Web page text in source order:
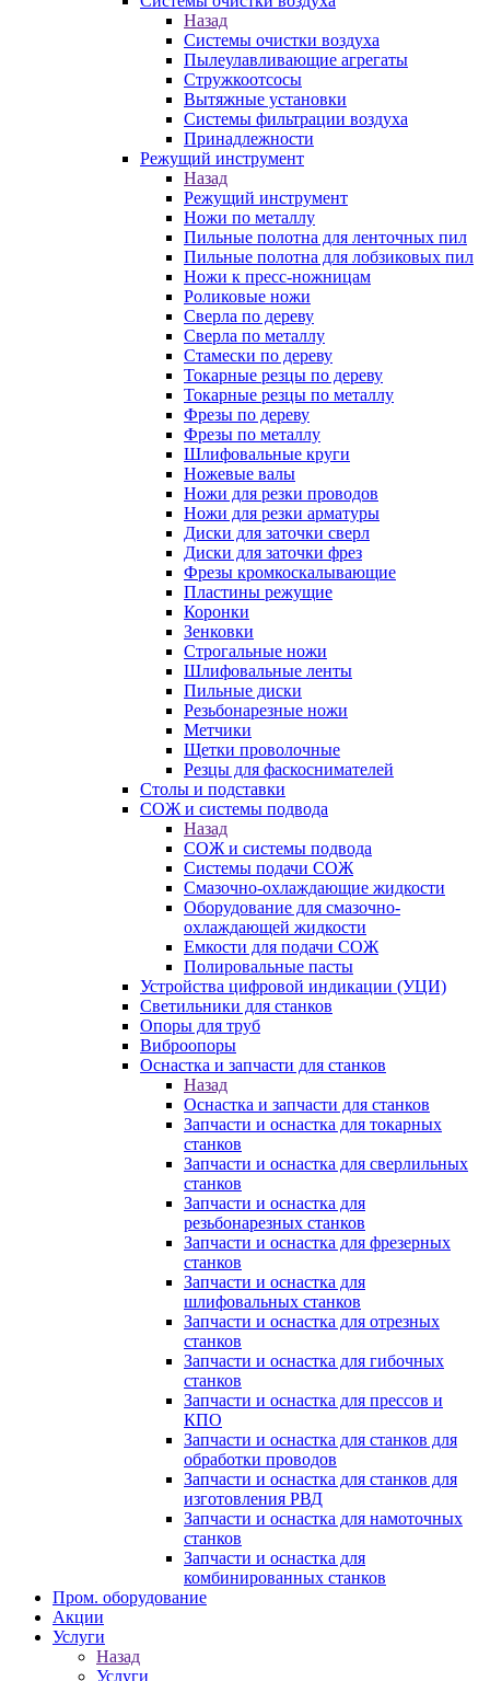
Назад
Системы очистки воздуха
Пылеулавливающие агрегаты
Стружкоотсосы
Вытяжные установки
Системы фильтрации воздуха
Принадлежности
Режущий инструмент
Назад
Режущий инструмент
Ножи по металлу
Пильные полотна для ленточных пил
Пильные полотна для лобзиковых пил
Ножи к пресс-ножницам
Роликовые ножи
Сверла по дереву
Сверла по металлу
Стамески по дереву
Токарные резцы по дереву
Токарные резцы по металлу
Фрезы по дереву
Фрезы по металлу
Шлифовальные круги
Ножевые валы
Ножи для резки проводов
Ножи для резки арматуры
Диски для заточки сверл
Диски для заточки фрез
Фрезы кромкоскалывающие
Пластины режущие
Коронки
Зенковки
Строгальные ножи
Шлифовальные ленты
Пильные диски
Резьбонарезные ножи
Метчики
Щетки проволочные
Резцы для фаскоснимателей
Столы и подставки
СОЖ и системы подвода
Назад
СОЖ и системы подвода
Системы подачи СОЖ
Смазочно-охлаждающие жидкости
Оборудование для смазочно-
охлаждающей жидкости
Емкости для подачи СОЖ
Полировальные пасты
Устройства цифровой индикации (УЦИ)
Светильники для станков
Опоры для труб
Виброопоры
Оснастка и запчасти для станков
Назад
Оснастка и запчасти для станков
Запчасти и оснастка для токарных
станков
Запчасти и оснастка для сверлильных
станков
Запчасти и оснастка для
резьбонарезных станков
Запчасти и оснастка для фрезерных
станков
Запчасти и оснастка для
шлифовальных станков
Запчасти и оснастка для отрезных
станков
Запчасти и оснастка для гибочных
станков
Запчасти и оснастка для прессов и
КПО
Запчасти и оснастка для станков для
обработки проводов
Запчасти и оснастка для станков для
изготовления РВД
Запчасти и оснастка для намоточных
станков
Запчасти и оснастка для
комбинированных станков
Пром. оборудование
Акции
Услуги
Назад
Услуги